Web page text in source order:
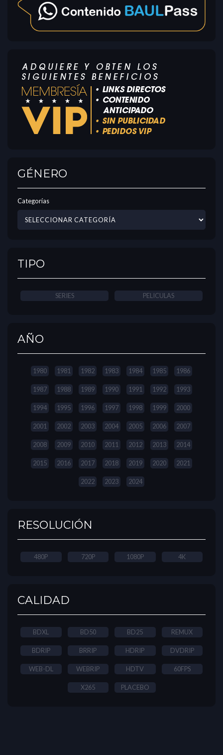
GÉNERO
Categorías
TIPO
SERIES PELICULAS
AÑO
1980 1981 1982 1983 1984 1985 1986
1987 1988 1989 1990 1991 1992 1993
1994 1995 1996 1997 1998 1999 2000
2001 2002 2003 2004 2005 2006 2007
2008 2009 2010 2011 2012 2013 2014
2015 2016 2017 2018 2019 2020 2021
2022 2023 2024
RESOLUCIÓN
480P 720P 1080P 4K
CALIDAD
BDXL BD50 BD25 REMUX
BDRIP BRRIP HDRIP DVDRIP
WEB-DL WEBRIP HDTV 60FPS
X265 PLACEBO